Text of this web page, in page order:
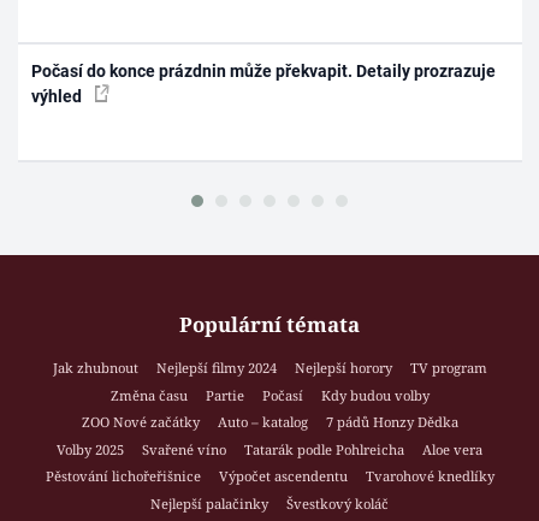
Počasí do konce prázdnin může překvapit. Detaily prozrazuje
výhled
Populární témata
Jak zhubnout Nejlepší filmy 2024 Nejlepší horory
TV program
Změna času
Partie Počasí
Kdy budou volby
ZOO Nové začátky
Auto – katalog
7 pádů Honzy Dědka
Volby 2025
Svařené víno Tatarák podle Pohlreicha
Aloe vera
Pěstování lichořeřišnice
Výpočet ascendentu
Tvarohové knedlíky
Nejlepší palačinky
Švestkový koláč